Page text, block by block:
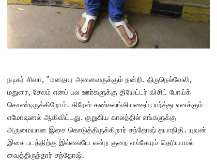
நடிகர் சிவா, “மனதார அனைவருக்கும் நன்றி. திருநெல்வேலி,
மதுரை, சேலம் எனப் பல ஊர்களுக்கு தியேட்டர் விசிட் போய்க்
கொண்டிருக்கிறோம். கிரேஸ் கண்கலங்கியதைப் பார்த்து எனக்கும்
எமோஷனல் ஆகிவிட்டது. குறுகிய காலத்தில் எங்களுக்கு
அருமையான இசை கொடுத்திருக்கிறார் சந்தோஷ் தயாநிதி. யுவன்
இசை படத்திற்கு இல்லையே என்ற குறை எங்கேயும் தெரியாமல்
வைத்திருந்தார் சந்தோஷ்.